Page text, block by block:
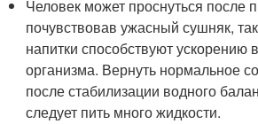
Человек может проснуться после
почувствовав ужасный сушняк,
напитки способствуют ускорению
организма. Вернуть нормальное
после стабилизации водного
следует пить много жидкости.